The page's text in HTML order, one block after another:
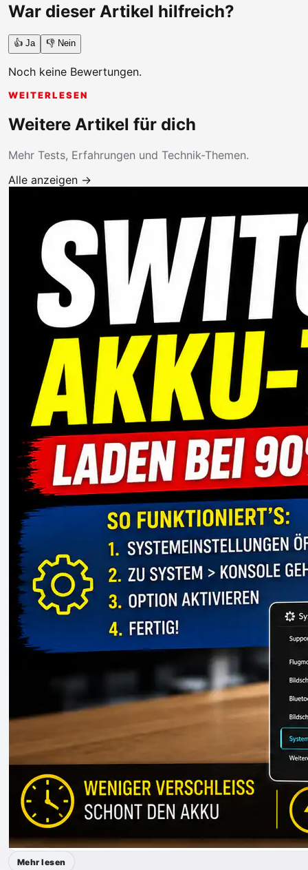
War dieser Artikel hilfreich?
👍 Ja 👎 Nein
Noch keine Bewertungen.
WEITERLESEN
Weitere Artikel für dich
Mehr Tests, Erfahrungen und Technik-Themen.
Alle anzeigen →
Mehr lesen